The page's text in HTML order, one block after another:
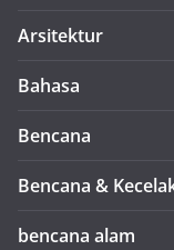
Arsitektur
Bahasa
Bencana
Bencana &
bencana alam